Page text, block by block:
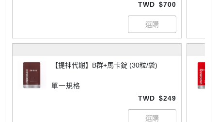
TWD $700
【提神代謝】B群+馬卡錠 (30粒/袋)
單一規格
TWD $249